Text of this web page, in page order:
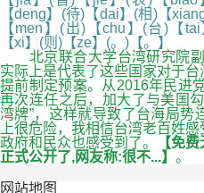
【deng】(待)【dai】(相)【
【men】(出)【chu】(台)【
【xi】(则)【ze】(。)【。】
北京联合大学台湾研究院副
实际上是代表了这些国家对于
提前制定预案。从2016年民进
再次连任之后，加大了与美国
湾牌”，这样就导致了台海局势
上很危险，我相信台湾老百姓
政府和民众也感受到了。
【免
正式公开了,网友称:很不...】 。
网站地图